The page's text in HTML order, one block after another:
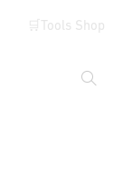
🛒Tools Shop
Suche